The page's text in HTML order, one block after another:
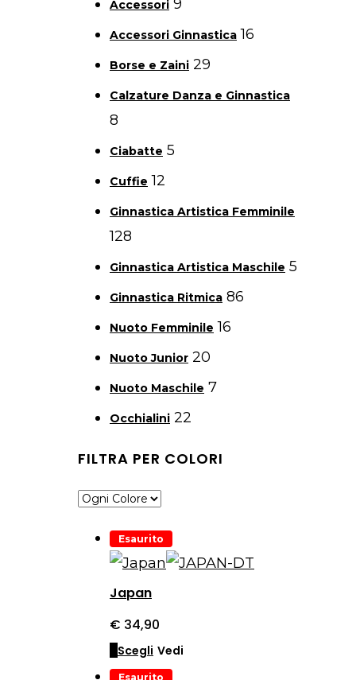
Accessori 9
Accessori Ginnastica 16
Borse e Zaini 29
Calzature Danza e Ginnastica
8
Ciabatte 5
Cuffie 12
Ginnastica Artistica Femminile
128
Ginnastica Artistica Maschile 5
Ginnastica Ritmica 86
Nuoto Femminile 16
Nuoto Junior 20
Nuoto Maschile 7
Occhialini 22
FILTRA PER COLORI
Esaurito
Japan
€ 34,90
Scegli Questo
prodotto
Vedi
Esaurito